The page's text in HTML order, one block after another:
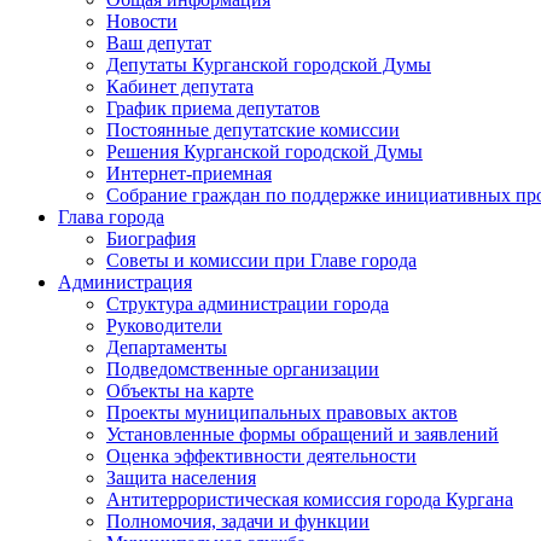
Новости
Ваш депутат
Депутаты Курганской городской Думы
Кабинет депутата
График приема депутатов
Постоянные депутатские комиссии
Решения Курганской городской Думы
Интернет-приемная
Собрание граждан по поддержке инициативных
Глава города
Биография
Советы и комиссии при Главе города
Администрация
Структура администрации города
Руководители
Департаменты
Подведомственные организации
Объекты на карте
Проекты муниципальных правовых актов
Установленные формы обращений и заявлений
Оценка эффективности деятельности
Защита населения
Антитеррористическая комиссия города Кургана
Полномочия, задачи и функции